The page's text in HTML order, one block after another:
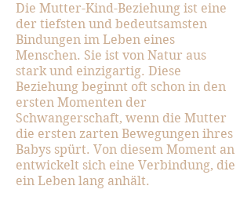
Die Mutter-Kind-Beziehung ist eine
der tiefsten und bedeutsamsten
Bindungen im Leben eines
Menschen. Sie ist von Natur aus
stark und einzigartig. Diese
Beziehung beginnt oft schon in den
ersten Momenten der
Schwangerschaft, wenn die Mutter
die ersten zarten Bewegungen ihres
Babys spürt. Von diesem Moment an
entwickelt sich eine Verbindung, die
ein Leben lang anhält.